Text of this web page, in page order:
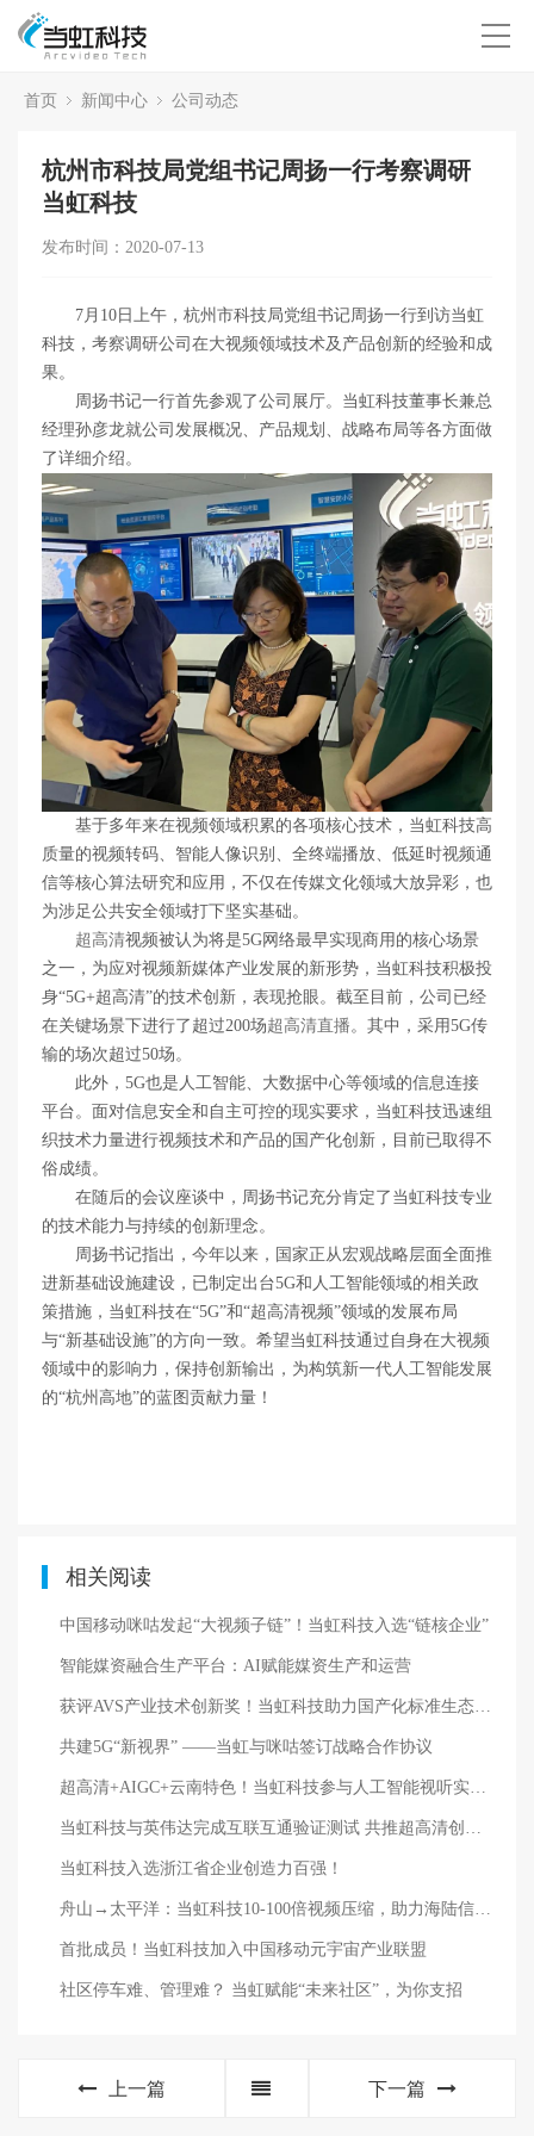
首页 新闻中心 公司动态
杭州市科技局党组书记周扬一行考察调研
当虹科技
发布时间：2020-07-13
7月10日上午，杭州市科技局党组书记周扬一行到访当虹
科技，考察调研公司在大视频领域技术及产品创新的经验和成
果。
周扬书记一行首先参观了公司展厅。当虹科技董事长兼总
经理孙彦龙就公司发展概况、产品规划、战略布局等各方面做
了详细介绍。
基于多年来在视频领域积累的各项核心技术，当虹科技高
质量的视频转码、智能人像识别、全终端播放、低延时视频通
信等核心算法研究和应用，不仅在传媒文化领域大放异彩，也
为涉足公共安全领域打下坚实基础。
超高清视频被认为将是5G网络最早实现商用的核心场景
之一，为应对视频新媒体产业发展的新形势，当虹科技积极投
身“5G+超高清”的技术创新，表现抢眼。截至目前，公司已经
在关键场景下进行了超过200场超高清直播 。其中，采用5G传
输的场次超过50场。
此外，5G也是人工智能、大数据中心等领域的信息连接
平台。面对信息安全和自主可控的现实要求，当虹科技迅速组
织技术力量进行视频技术和产品的国产化创新，目前已取得不
俗成绩。
在随后的会议座谈中，周扬书记充分肯定了当虹科技专业
的技术能力与持续的创新理念。
周扬书记指出，今年以来，国家正从宏观战略层面全面推
进新基础设施建设，已制定出台5G和人工智能领域的相关政
策措施，当虹科技在“5G”和“超高清视频”领域的发展布局
与“新基础设施”的方向一致。希望当虹科技通过自身在大视频
领域中的影响力，保持创新输出，为构筑新一代人工智能发展
的“杭州高地”的蓝图贡献力量！
相关阅读
中国移动咪咕发起“大视频子链”！当虹科技入选“链核企业”
智能媒资融合生产平台：AI赋能媒资生产和运营
共建5G“新视界” ——当虹与咪咕签订战略合作协议
当虹科技入选浙江省企业创造力百强！
首批成员！当虹科技加入中国移动元宇宙产业联盟
社区停车难、管理难？ 当虹赋能“未来社区”，为你支招
上一篇 下一篇